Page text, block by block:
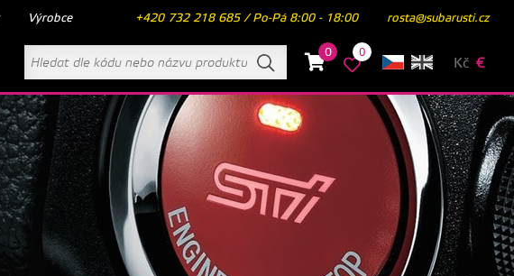
Výrobce +420 732 218 685 / Po-Pá 8:00 - 18:00 rosta@subarusti.cz
0 0
Kč €